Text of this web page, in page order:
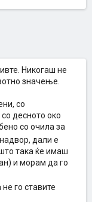
Никогаш не
значење.
со
десното око
со очила за
дали е
така ќе имаш
и морам да го
го ставите